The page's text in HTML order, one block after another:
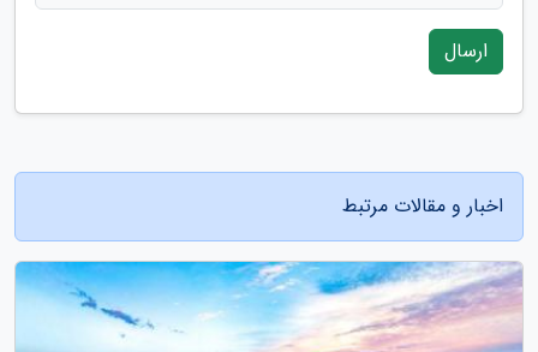
ارسال
اخبار و مقالات مرتبط